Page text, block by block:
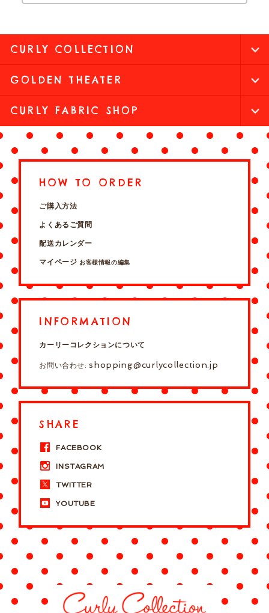
CURLY COLLECTION
GOLDEN THEATER
CURLY FABRIC SHOP
HOW TO ORDER
ご購入方法
よくあるご質問
配送カレンダー
マイページ お客様情報の編集
INFORMATION
カーリーコレクションについて
お問い合わせ:shopping@curlycollection.jp
SHARE
FACEBOOK
INSTAGRAM
TWITTER
YOUTUBE